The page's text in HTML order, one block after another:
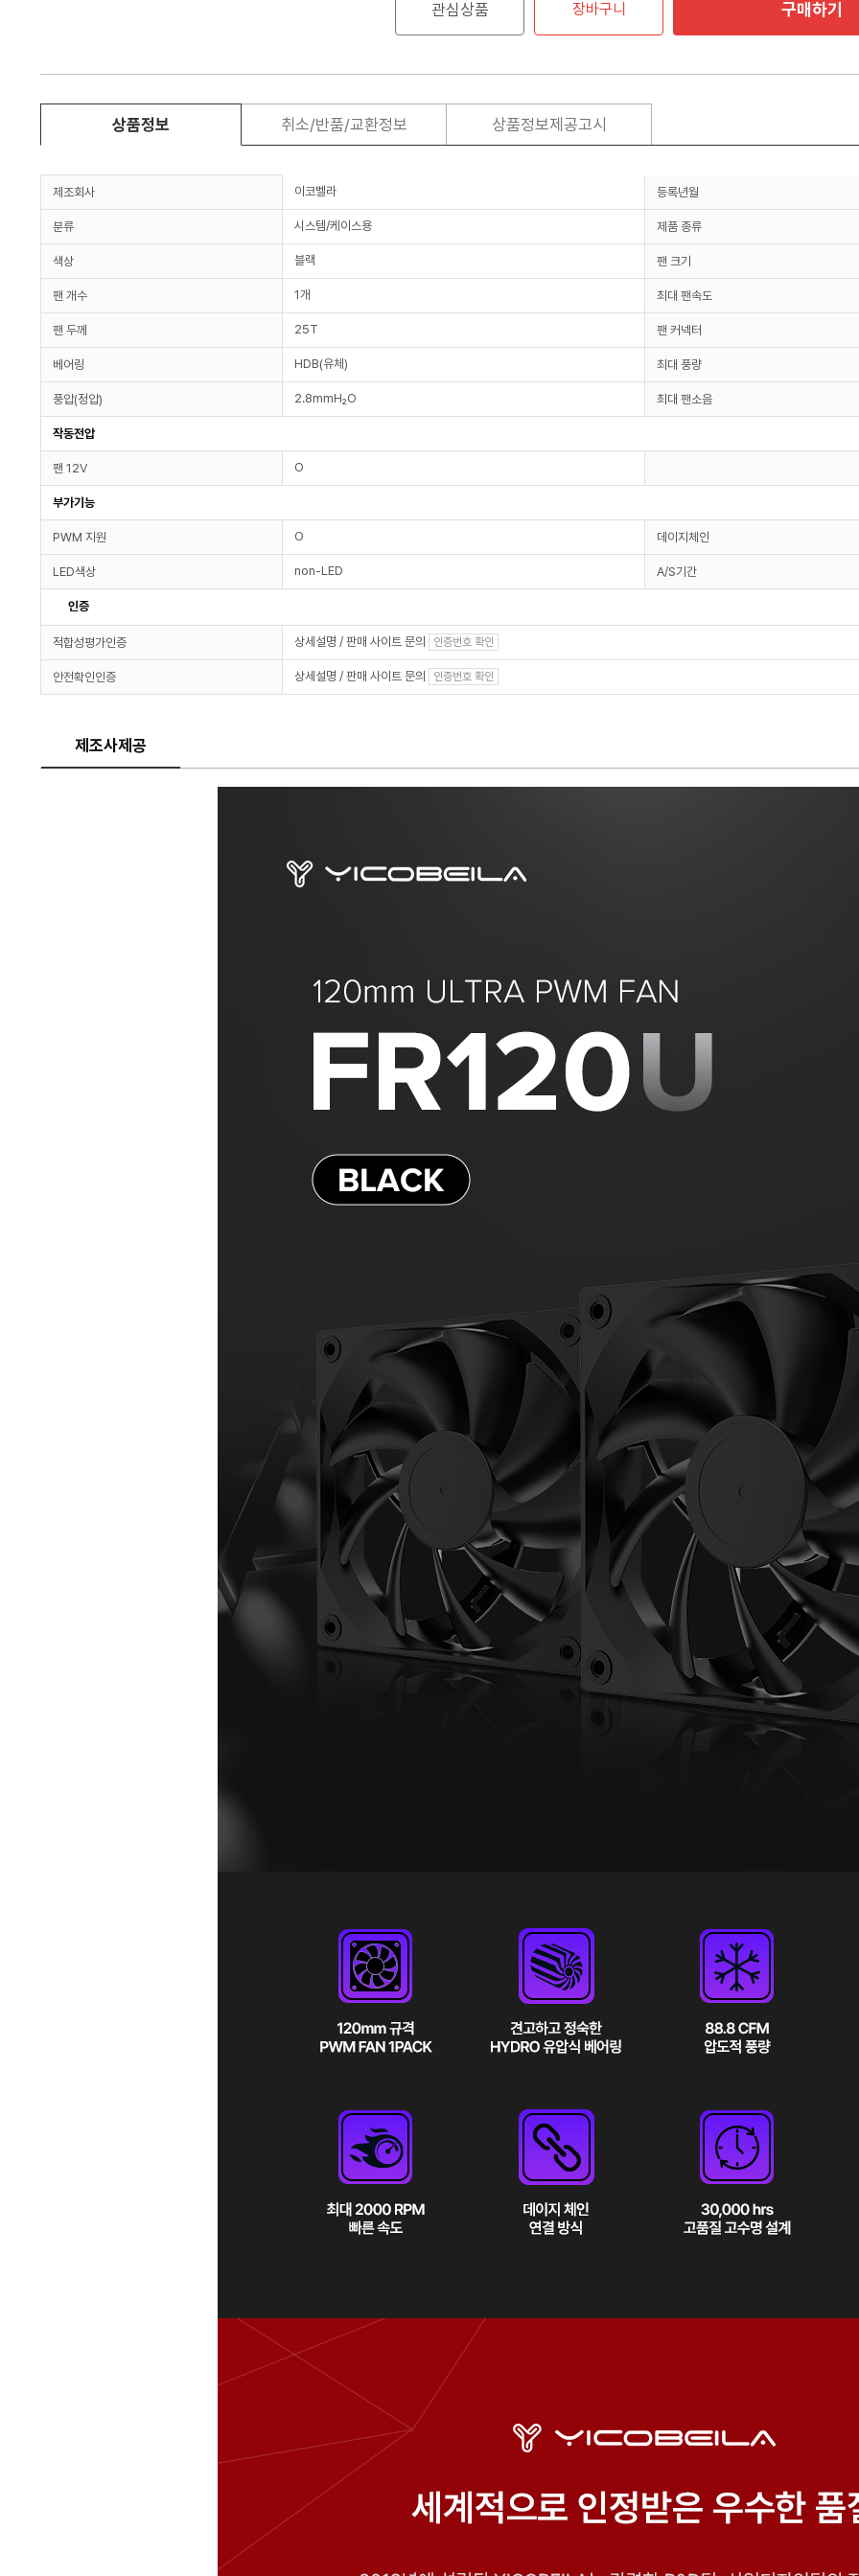
관심상품 장바구니 구매하기
상품정보 취소/반품/교환정보 상품정보제공고시
제조회사 이코벨라 등록년월
분류 시스템/케이스용 제품 종류
색상 블랙 팬 크기
팬 개수 1개 최대 팬속도
팬 두께 25T 팬 커넥터
베어링 HDB(유체) 최대 풍량
풍압(정압) 2.8mmH₂O 최대 팬소음
작동전압
팬 12V O
부가기능
PWM 지원 O 데이지체인
LED색상 non-LED A/S기간
인증
적합성평가인증 상세설명 / 판매 사이트 문의 인증번호 확인
안전확인인증 상세설명 / 판매 사이트 문의 인증번호 확인
제조사제공